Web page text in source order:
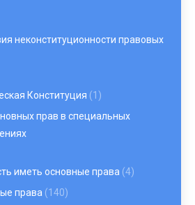
неконституционности правовых
Конституция (1)
прав в специальных
иметь основные права (4)
права (140)